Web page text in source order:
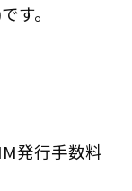
す。
発行手数料